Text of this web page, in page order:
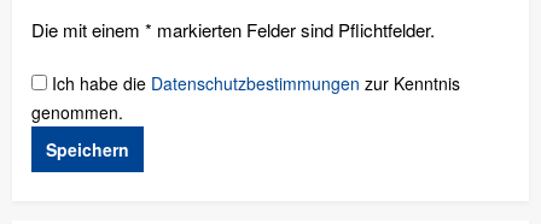
Die mit einem * markierten Felder sind Pflichtfelder.
Ich habe die Datenschutzbestimmungen zur Kenntnis
genommen.
Speichern